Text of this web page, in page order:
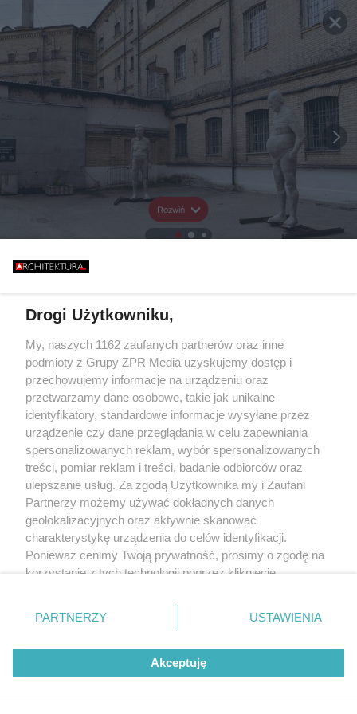
Rozwiń
Drogi Użytkowniku,
My, naszych 1162 zaufanych partnerów oraz inne
podmioty z Grupy ZPR Media uzyskujemy dostęp i
przechowujemy informacje na urządzeniu oraz
przetwarzamy dane osobowe, takie jak unikalne
identyfikatory, standardowe informacje wysyłane przez
urządzenie czy dane przeglądania w celu zapewniania
spersonalizowanych reklam, wybór spersonalizowanych
treści, pomiar reklam i treści, badanie odbiorców oraz
ulepszanie usług. Za zgodą Użytkownika my i Zaufani
Partnerzy możemy używać dokładnych danych
geolokalizacyjnych oraz aktywnie skanować
charakterystykę urządzenia do celów identyfikacji.
Ponieważ cenimy Twoją prywatność, prosimy o zgodę na
korzystanie z tych technologii poprzez kliknięcie
zmienić/wycofać klikając przycisk ustawień prywatności
znajdujący się w lewym dolnym rogu strony
rodzaje przetwarzania danych nie wymagają zgody
użytkownika, ale masz prawo sprzeciwić się takiemu
przetwarzaniu. Preferencje będą miały zastosowanie tylko
PARTNERZY USTAWIENIA
Akceptuję